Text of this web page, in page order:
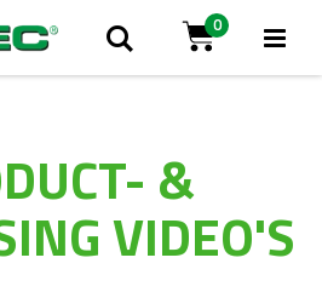
ZoekCart
0
&
VIDEO'S